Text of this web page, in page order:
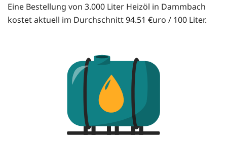
Eine Bestellung von 3.000 Liter Heizöl in Dammbach
kostet aktuell im Durchschnitt 94.51 €uro / 100 Liter.